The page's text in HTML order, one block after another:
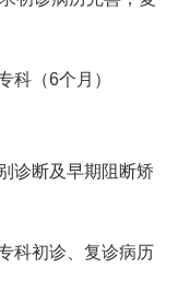
（6个月）
断及早期阻断矫
初诊、复诊病历